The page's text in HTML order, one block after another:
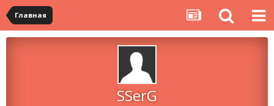
Главная
SSerG